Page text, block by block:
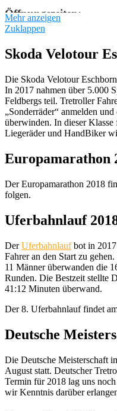
Öffnungszeiten:
Samstag, 28. April
Sonntag, 29. April
Die Eintrittspreise
bis zu sechs Jahren
Mehr anzeigen
Zuklappen
Skoda Velotour
Die Skoda Velotour
In 2017 nahmen über 5.000
Feldbergs teil. Tretroller
„Sonderräder“ anmelden
überwinden. In dieser
Liegeräder und HandBiker
Europamarathon
Der Europamarathon 2018
folgen.
Uferbahnlauf
DerUferbahnlaufbot in 2017
Fahrer an den Start zu
11 Männer überwanden die
Runden. Die Bestzeit stellte
41:12 Minuten überwand.
Der 8. Uferbahnlauf findet
Deutsche
Die Deutsche Meisterschaft
August statt. Deutscher
Termin für 2018 lag uns
wir Kenntnis darüber